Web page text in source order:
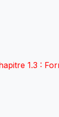
1.3 :